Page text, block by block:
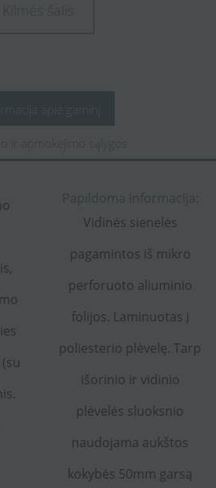
Kilmės šalis
ir apmokėjimo sąlygos
Papildoma informacija:
Vidinės sienelės
pagamintos iš mikro
perforuoto aliuminio
folijos. Laminuotas į
poliesterio plėvelę. Tarp
išorinio ir vidinio
plėvelės sluoksnio
naudojama aukštos
kokybės 50mm garsą